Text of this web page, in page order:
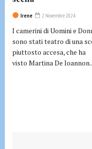
Irene 2 Novembre 2024
I camerini di Uomini e
sono stati teatro di una
piuttosto accesa, che ha
visto Martina De